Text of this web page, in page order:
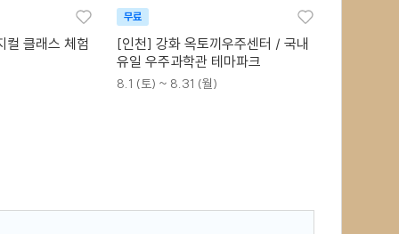
컬 클래스 체험
무료
[인천] 강화 옥토끼우주센터 / 국내
유일 우주과학관 테마파크
8.1 (토) ~ 8.31 (월)